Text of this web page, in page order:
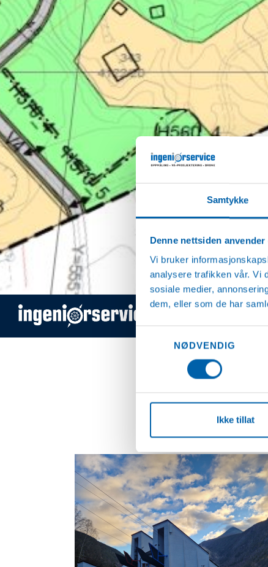
Samtykke
Denne nettsiden
Vi bruker
analysere trafikken vår. Vi
sosiale medier,
dem, eller som de har
NØDVENDIG
Ikke tillat